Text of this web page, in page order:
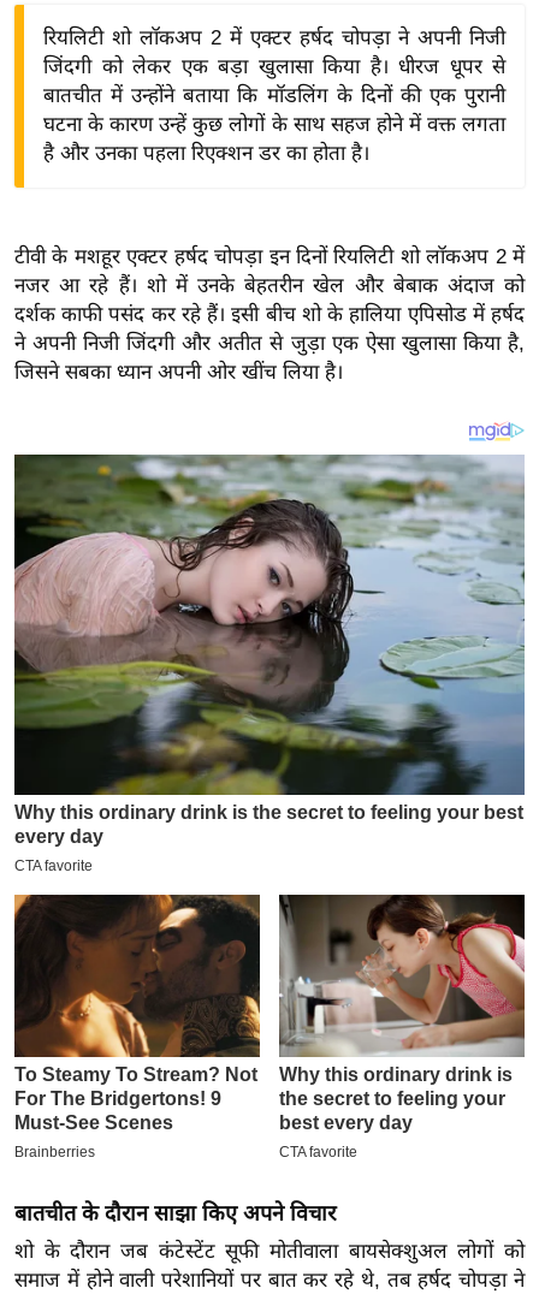
द्यो
वि
शे
ष
ज्ञ
रा
ट
खे
ल
क्रि
के
ट
I
2
0
2
6
म
ई
-
पे
प
र
सा
ल
रियलिटी शो लॉकअप 2 में एक्टर हर्षद चोपड़ा ने अपनी निजी
जिंदगी को लेकर एक बड़ा खुलासा किया है। धीरज धूपर से
बातचीत में उन्होंने बताया कि मॉडलिंग के दिनों की एक पुरानी
घटना के कारण उन्हें कुछ लोगों के साथ सहज होने में वक्त लगता
है और उनका पहला रिएक्शन डर का होता है।
टीवी के मशहूर एक्टर हर्षद चोपड़ा इन दिनों रियलिटी शो लॉकअप 2 में
नजर आ रहे हैं। शो में उनके बेहतरीन खेल और बेबाक अंदाज को
दर्शक काफी पसंद कर रहे हैं। इसी बीच शो के हालिया एपिसोड में हर्षद
ने अपनी निजी जिंदगी और अतीत से जुड़ा एक ऐसा खुलासा किया है,
जिसने सबका ध्यान अपनी ओर खींच लिया है।
बातचीत के दौरान साझा किए अपने विचार
शो के दौरान जब कंटेस्टेंट सूफी मोतीवाला बायसेक्शुअल लोगों को
समाज में होने वाली परेशानियों पर बात कर रहे थे, तब हर्षद चोपड़ा ने